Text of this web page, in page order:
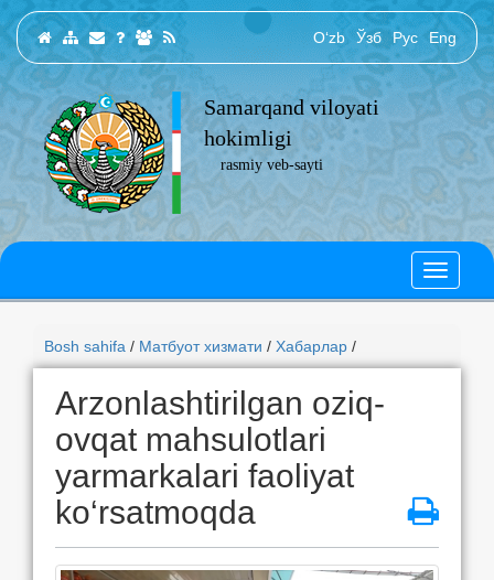
O‘zb Ўзб Рус Eng
Samarqand viloyati
hokimligi
rasmiy veb-sayti
Bosh sahifa / Матбуот хизмати / Хабарлар /
Arzonlashtirilgan oziq-
ovqat mahsulotlari
yarmarkalari faoliyat
ko‘rsatmoqda